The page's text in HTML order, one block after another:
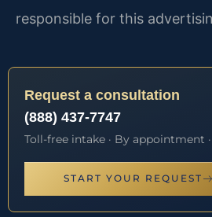
responsible for this
Request a consultation
(888) 437-7747
Toll-free intake · By appointment
START YOUR REQUEST